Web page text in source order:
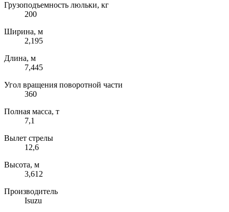
Грузоподъемность люльки, кг
200
Ширина, м
2,195
Длина, м
7,445
Угол вращения поворотной части
360
Полная масса, т
7,1
Вылет стрелы
12,6
Высота, м
3,612
Производитель
Isuzu